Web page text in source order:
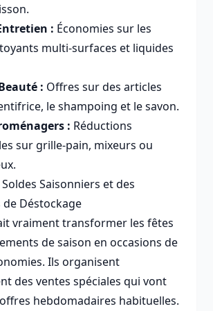
: Économies sur les
multi-surfaces et liquides
: Offres sur des articles
le shampoing et le savon.
: Réductions
sur grille-pain, mixeurs ou
Saisonniers et des
de Déstockage
vraiment transformer les fêtes
de saison en occasions de
Ils organisent
des ventes spéciales qui vont
hebdomadaires habituelles.